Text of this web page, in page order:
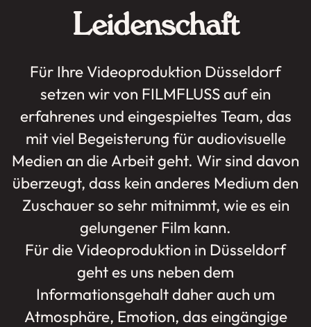
Leidenschaft
Für Ihre Videoproduktion Düsseldorf
setzen wir von FILMFLUSS auf ein
erfahrenes und eingespieltes Team, das
mit viel Begeisterung für audiovisuelle
Medien an die Arbeit geht. Wir sind davon
überzeugt, dass kein anderes Medium den
Zuschauer so sehr mitnimmt, wie es ein
gelungener Film kann.
Für die Videoproduktion in Düsseldorf
geht es uns neben dem
Informationsgehalt daher auch um
Atmosphäre, Emotion, das eingängige